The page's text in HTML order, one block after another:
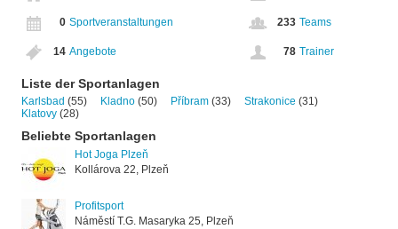
0 Sportveranstaltungen 233 Teams
14 Angebote 78 Trainer
Liste der Sportanlagen
Karlsbad (55) Kladno (50) Příbram (33) Strakonice (31)
Klatovy (28)
Beliebte Sportanlagen
Hot Joga Plzeň
Kollárova 22, Plzeň
Profitsport
Náměstí T.G. Masaryka 25, Plzeň